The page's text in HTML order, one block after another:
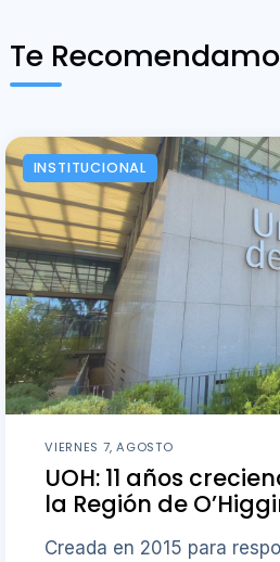
Te
INSTITUCIONAL
VIERNES 7, AGOSTO
UOH: 11 años
la Región de
Creada en 2015 para